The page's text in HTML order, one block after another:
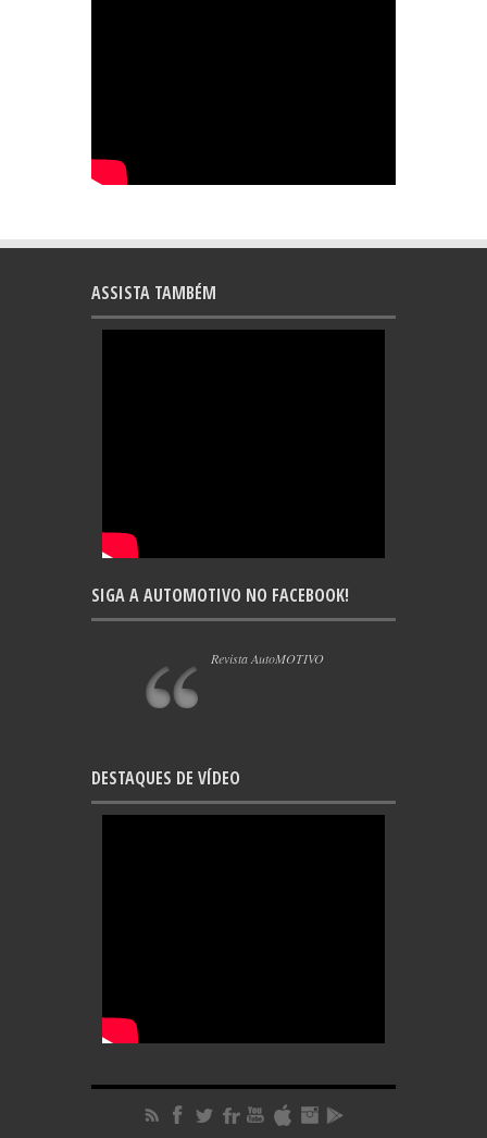
ASSISTA TAMBÉM
SIGA A AUTOMOTIVO NO FACEBOOK!
Revista AutoMOTIVO
DESTAQUES DE VÍDEO